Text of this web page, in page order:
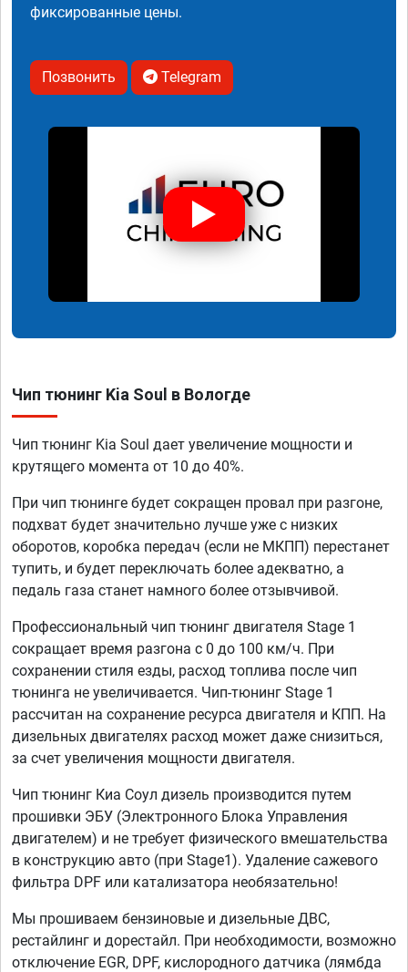
фиксированные цены.
Позвонить Telegram
Чип тюнинг Kia Soul в Вологде
Чип тюнинг Kia Soul дает увеличение мощности и
крутящего момента от 10 до 40%.
При чип тюнинге будет сокращен провал при разгоне,
подхват будет значительно лучше уже с низких
оборотов, коробка передач (если не МКПП) перестанет
тупить, и будет переключать более адекватно, а
педаль газа станет намного более отзывчивой.
Профессиональный чип тюнинг двигателя Stage 1
сокращает время разгона с 0 до 100 км/ч. При
сохранении стиля езды, расход топлива после чип
тюнинга не увеличивается. Чип-тюнинг Stage 1
рассчитан на сохранение ресурса двигателя и КПП. На
дизельных двигателях расход может даже снизиться,
за счет увеличения мощности двигателя.
Чип тюнинг Киа Соул дизель производится путем
прошивки ЭБУ (Электронного Блока Управления
двигателем) и не требует физического вмешательства
в конструкцию авто (при Stage1). Удаление сажевого
фильтра DPF или катализатора необязательно!
Мы прошиваем бензиновые и дизельные ДВС,
рестайлинг и дорестайл. При необходимости, возможно
отключение EGR, DPF, кислородного датчика (лямбда